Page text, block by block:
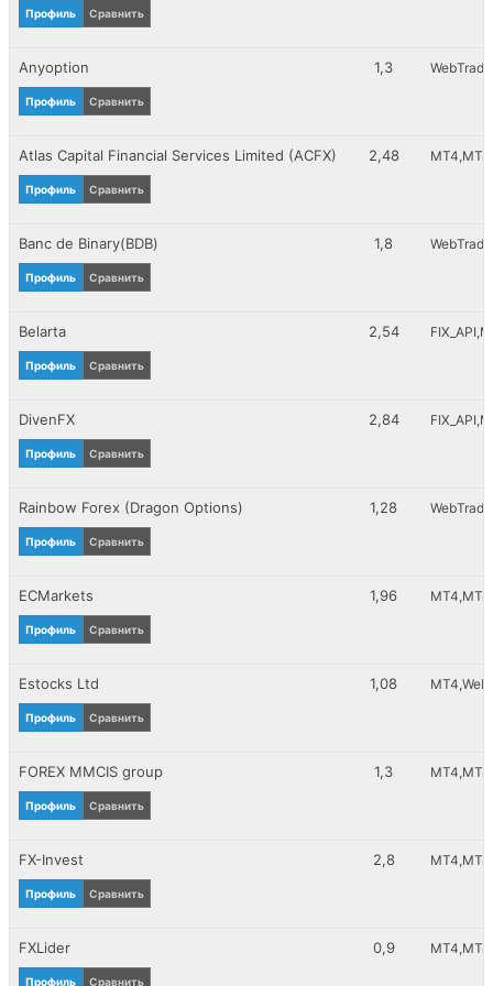
RaidoSpare
Tether (USDT)
VLOAD
ePayService
Профиль Сравнить
Anyoption
Профиль Сравнить
1,3
Atlas Capital Financial Services Limited (ACFX)
Профиль Сравнить
2,48 MT4
Banc de Binary(BDB)
Профиль Сравнить
1,8
Belarta
Профиль Сравнить
2,54 FIX_API
DivenFX
Профиль Сравнить
2,84 FIX_API
Rainbow Forex (Dragon Options)
Профиль Сравнить
1,28
ECMarkets
Профиль Сравнить
1,96 MT4
Estocks Ltd
Профиль Сравнить
1,08 MT4
FOREX MMCIS group
Профиль Сравнить
1,3 MT4
FX-Invest
Профиль Сравнить
2,8 MT4
FXLider
Профиль Сравнить
0,9 MT4